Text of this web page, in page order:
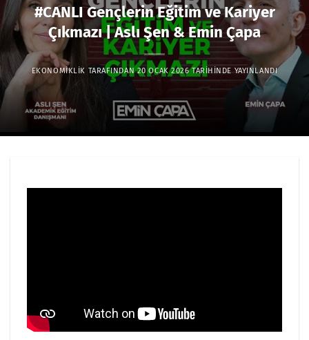
#CANLI Gençlerin Eğitim ve Kariyer
Çıkmazı | Aslı Şen & Emin Çapa
EKONOMIKLIK TARAFINDAN 20 OCAK 2026TARIHINDE YAYINLANDI